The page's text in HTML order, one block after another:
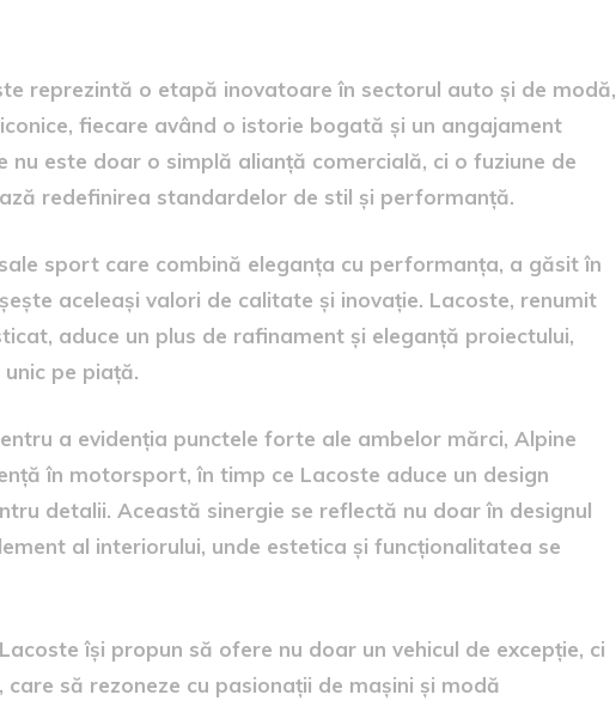
reprezintă o etapă inovatoare în sectorul auto și de modă,
fiecare având o istorie bogată și un angajament
nu este doar o simplă alianță comercială, ci o fuziune de
redefinirea standardelor de stil și performanță.
sport care combină eleganța cu performanța, a găsit în
aceleași valori de calitate și inovație. Lacoste, renumit
aduce un plus de rafinament și eleganță proiectului,
pe piață.
a evidenția punctele forte ale ambelor mărci, Alpine
în motorsport, în timp ce Lacoste aduce un design
detalii. Această sinergie se reflectă nu doar în designul
al interiorului, unde estetica și funcționalitatea se
își propun să ofere nu doar un vehicul de excepție, ci
să rezoneze cu pasionații de mașini și modă